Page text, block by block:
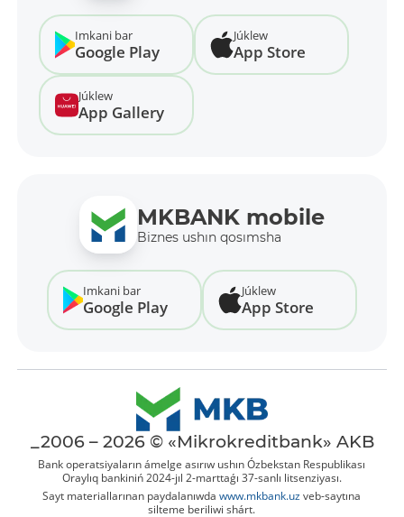
Imkani bar
Google Play
Júklew
App Store
Júklew
App Gallery
MKBANK mobile
Biznes ushın qosımsha
Imkani bar
Google Play
Júklew
App Store
_2006 – 2026 © «Mikrokreditbank» AKB
Bank operatsiyaların ámelge asırıw ushın Ózbekstan Respublikası
Oraylıq bankiniń 2024-jıl 2-marttaǵı 37-sanlı litsenziyası.
Sayt materiallarınan paydalanıwdawww.mkbank.uz veb-saytına
silteme beriliwi shárt.